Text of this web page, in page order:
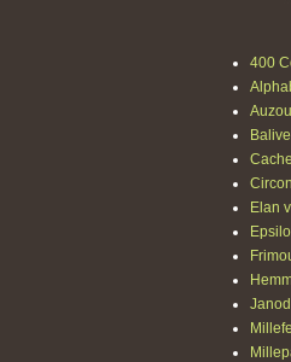
400
Auzou
Elan
Janod